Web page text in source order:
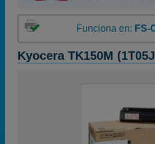
Funciona en: FS-
Kyocera TK150M